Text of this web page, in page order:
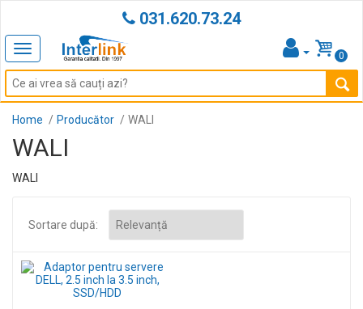
031.620.73.24
Toggle
navigation
0
Home Producător WALI
WALI
WALI
Sortare după: